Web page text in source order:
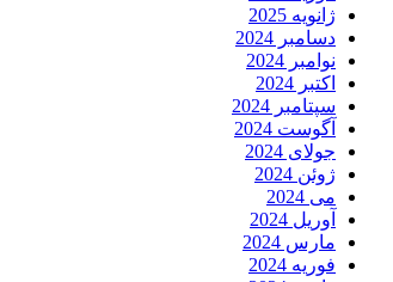
ژانویه 2025
دسامبر 2024
نوامبر 2024
اکتبر 2024
سپتامبر 2024
آگوست 2024
جولای 2024
ژوئن 2024
می 2024
آوریل 2024
مارس 2024
فوریه 2024